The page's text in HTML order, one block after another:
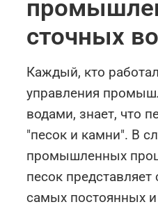
сточных
Каждый, кто
управления
водами, знает, что
"песок и камни". В
промышленных
песок представляет
самых постоянных